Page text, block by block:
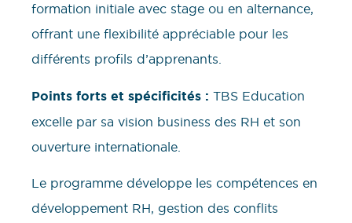
formation initiale avec stage ou en alternance,
offrant une flexibilité appréciable pour les
différents profils d’apprenants.
Points forts et spécificités : TBS Education
excelle par sa vision business des RH et son
ouverture internationale.
Le programme développe les compétences en
développement RH, gestion des conflits